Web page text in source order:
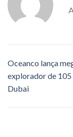
Oceanco lança
explorador de
Dubai